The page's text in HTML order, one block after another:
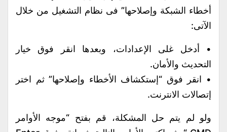
أخطاء الشبكة وإصلاحها” فى نظام التشغيل من خلال
الآتى:
• أدخل غلى الإعدادات، وبعدها انقر فوق خيار
التحديث والأمان.
• انقر فوق “إستكشاف الأخطاء وإصلاحها” ثم اختر
إتصالات الانترنت.
ولو لم يتم حل المشكلة، قم بفتح “موجه الأوامر